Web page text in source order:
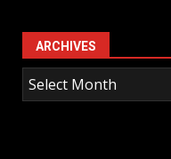
ARCHIVES